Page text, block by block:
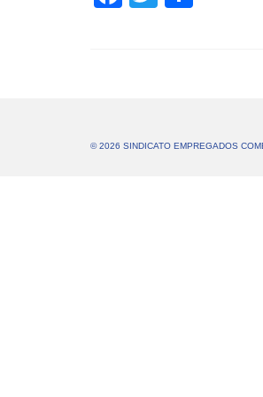
© 2026 SINDICATO EMPREGADOS